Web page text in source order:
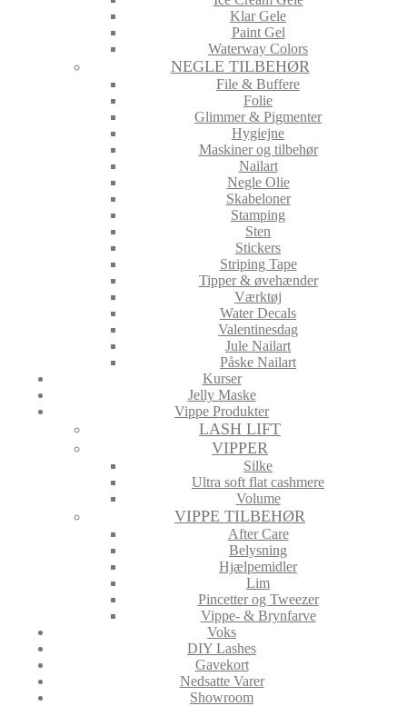
Klar Gele
Paint Gel
Waterway Colors
NEGLE TILBEHØR
File & Buffere
Folie
Glimmer & Pigmenter
Hygiejne
Maskiner og tilbehør
Nailart
Negle Olie
Skabeloner
Stamping
Sten
Stickers
Striping Tape
Tipper & øvehænder
Værktøj
Water Decals
Valentinesdag
Jule Nailart
Påske Nailart
Kurser
Jelly Maske
Vippe Produkter
LASH LIFT
VIPPER
Silke
Ultra soft flat cashmere
Volume
VIPPE TILBEHØR
After Care
Belysning
Hjælpemidler
Lim
Pincetter og Tweezer
Vippe- & Brynfarve
Voks
DIY Lashes
Gavekort
Nedsatte Varer
Showroom